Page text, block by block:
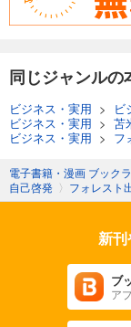
同じジャンルの
ビジネス・実用 > ビ
ビジネス・実用 > 苫
ビジネス・実用 > フ
電子書籍・漫画 ブック
自己啓発 〉 フォレスト
新
ブ
ア